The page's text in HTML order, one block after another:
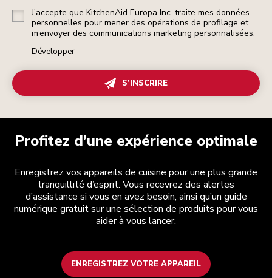
J’accepte que KitchenAid Europa Inc. traite mes données
personnelles pour mener des opérations de profilage et
m’envoyer des communications marketing personnalisées.
Développer
S’INSCRIRE
Profitez d’une expérience optimale
Enregistrez vos appareils de cuisine pour une plus grande
tranquillité d’esprit. Vous recevrez des alertes
d’assistance si vous en avez besoin, ainsi qu’un guide
numérique gratuit sur une sélection de produits pour vous
aider à vous lancer.
ENREGISTREZ VOTRE APPAREIL